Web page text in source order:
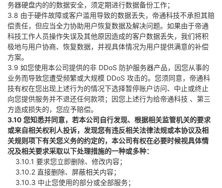
务器硬盘内的的数据安全，须定期进行数据备份工作；
3.8 由于硬件故障或客户滥用导致的数据丢失，帝通科技不承担其赔
偿责任，但应当全力协助用户恢复数据及解决问题。如果由于帝通
科技工作人员操作失误及其他原因造成的客户数据丢失，我们将积
极地与用户协商、恢复数据，并视具体情况为用户提供满意的补偿
方案。
3.9 如您使用本公司提供的非 DDoS 防护服务器产品，因您从事的
业务而导致您遭受频繁或大规模 DDoS 攻击的。您须同意，帝通科
技有权在您出现上述行为的情况下选择暂停账户访问、中止或终止
向您提供服务并不退还任何款项；因您上述行为给帝通科技 、第三
方造成损失的，您应予赔偿。
3.10 您知悉并同意，若本公司自行发现、根据相关监管机关的要求
或来自相关权利人投诉，发现您有违反相关法律法规或本协议及相
关规则项下有关您义务的约定的，本公司有权在必要时候视具体情
况及相关要求采取以下处理措施的一种或多种：
3.10.1 要求您立即删除、修改内容；
3.10.2 直接删除、屏蔽相关内容；
3.10.3 中止您使用的部分或全部服务；